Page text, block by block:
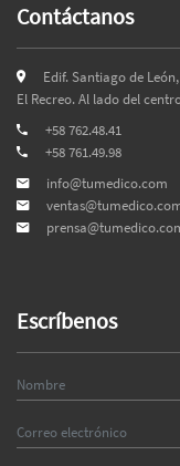
Contáctanos
Edif. Santiago de
El Recreo. Al lado del
+58 762.48.41
+58 761.49.98
info@tumedico.com
Escríbenos